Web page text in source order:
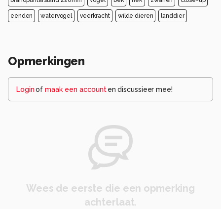
eenden watervogel veerkracht wilde dieren landdier
Opmerkingen
Loginof maak een account en discussieer mee!
Wees de eerste die een opmerking
achterlaat.